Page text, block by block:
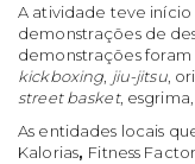
A atividade teve início
demonstrações de
demonstrações
kickboxing jiu-jitsu,
street basket, esgrima,
As entidades locais
Kalorias, Fitness